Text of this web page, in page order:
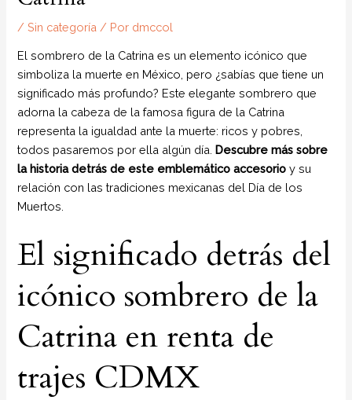
/Sin categoría / Por dmccol
El sombrero de la Catrina es un elemento icónico que
simboliza la muerte en México, pero ¿sabías que tiene un
significado más profundo? Este elegante sombrero que
adorna la cabeza de la famosa figura de la Catrina
representa la igualdad ante la muerte: ricos y pobres,
todos pasaremos por ella algún día.Descubre más sobre
la historia detrás de este emblemático accesorio y su
relación con las tradiciones mexicanas del Día de los
Muertos.
El significado detrás del
icónico sombrero de la
Catrina en renta de
trajes CDMX